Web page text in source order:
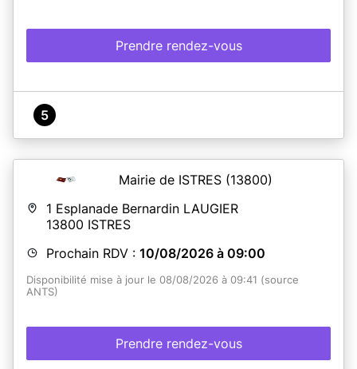
Prendre rendez-vous
5
Mairie de ISTRES (13800)
1 Esplanade Bernardin LAUGIER
13800 ISTRES
Prochain RDV : 10/08/2026 à 09:00
Disponibilité mise à jour le 08/08/2026 à 09:41 (source
ANTS)
Prendre rendez-vous